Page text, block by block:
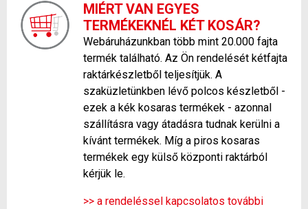
MIÉRT VAN EGYES
TERMÉKEKNÉL KÉT KOSÁR?
Webáruházunkban több mint 20.000 fajta
termék található. Az Ön rendelését kétfajta
raktárkészletből teljesítjük. A
szaküzletünkben lévő polcos készletből -
ezek a kék kosaras termékek - azonnal
szállításra vagy átadásra tudnak kerülni a
kívánt termékek. Míg a piros kosaras
termékek egy külső központi raktárból
kérjük le.
>> a rendeléssel kapcsolatos további